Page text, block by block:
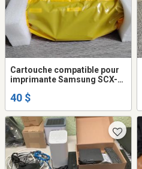
Cartouche compatible pour
imprimante Samsung SCX-
40 $